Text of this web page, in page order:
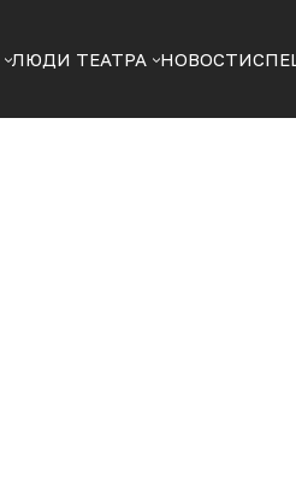
ЛЮДИ ТЕАТРА НОВОСТИ